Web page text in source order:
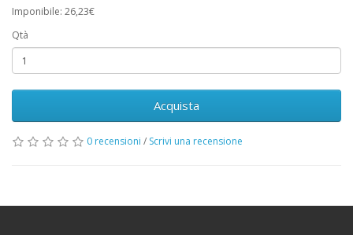
Imponibile: 26,23€
Qtà
Acquista
0 recensioni / Scrivi una recensione